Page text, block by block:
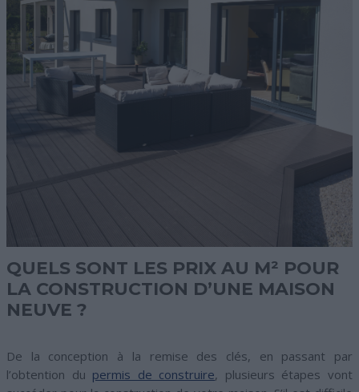
QUELS SONT LES PRIX AU M² POUR
LA CONSTRUCTION D’UNE MAISON
NEUVE ?
De la conception à la remise des clés, en passant par
l’obtention du permis de construire, plusieurs étapes vont